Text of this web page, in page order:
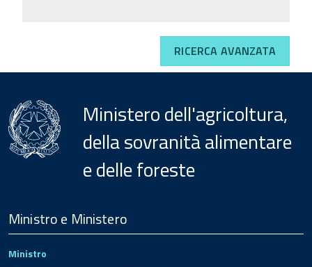
RICERCA AVANZATA
Ministero dell'agricoltura,
della sovranità alimentare
e delle foreste
Footer
Ministro e Ministero
Ministro